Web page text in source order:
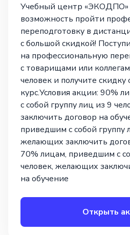
Учебный центр «ЭКОДПО»
возможность пройти
переподготовку в
с большой скидкой!
на профессиональную
с товарищами или
человек и получите скидку
курс.Условия акции: 90%
с собой группу лиц из 9
заключить договор на
приведшим с собой группу
желающих заключить
70% лицам, приведшим с
человек, желающих
на обучение
Открыть